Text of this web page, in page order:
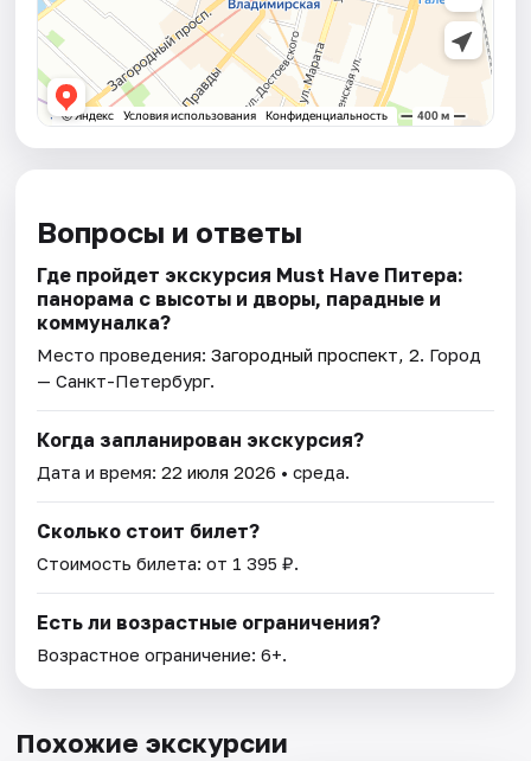
Вопросы и ответы
Где пройдет экскурсия Must Have Питера:
панорама с высоты и дворы, парадные и
коммуналка?
Место проведения:Загородный проспект, 2. Город
— Санкт-Петербург.
Когда запланирован экскурсия?
Дата и время:22 июля 2026 • среда.
Сколько стоит билет?
Стоимость билета: от 1 395 ₽.
Есть ли возрастные ограничения?
Возрастное ограничение: 6+.
Похожие экскурсии